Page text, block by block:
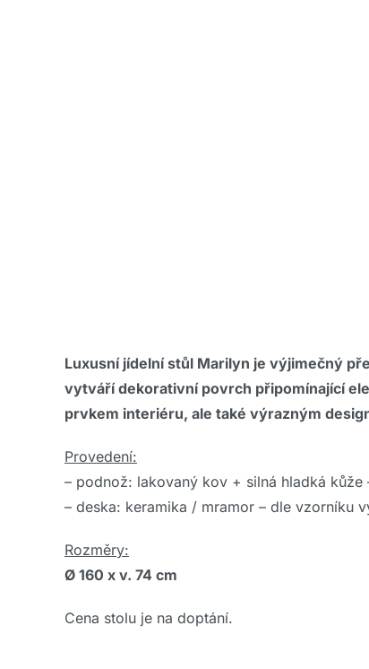
Luxusní jídelní stůl Marilyn je výjimečný
vytváří dekorativní povrch připomínající
prvkem interiéru, ale také výrazným
Provedení:
– podnož: lakovaný kov + silná hladká
– deska: keramika / mramor – dle vzorníku
Rozměry:
Ø 160 x v. 74 cm
Cena stolu je na doptání.